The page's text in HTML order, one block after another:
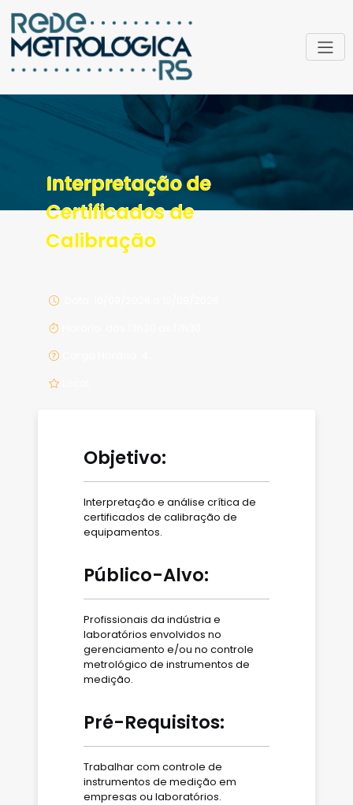
Interpretação de
Certificados de
Calibração
Objetivo:
Interpretação e análise crítica de
certificados de calibração de
equipamentos.
Público-Alvo:
Profissionais da indústria e
laboratórios envolvidos no
gerenciamento e/ou no controle
metrológico de instrumentos de
medição.
Pré-Requisitos:
Trabalhar com controle de
instrumentos de medição em
empresas ou laboratórios.